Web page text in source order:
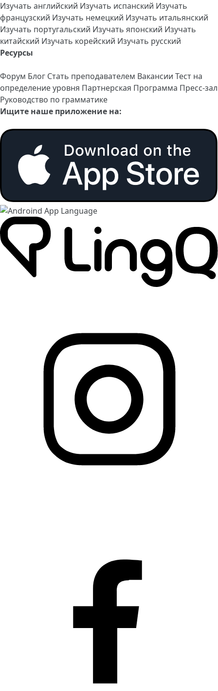
Изучать английский Изучать испанский Изучать
французский Изучать немецкий Изучать итальянский
Изучать португальский Изучать японский Изучать
китайский Изучать корейский Изучать русский
Ресурсы
Форум Блог Стать преподавателем Вакансии Тест на
определение уровня Партнерская Программа Пресс-зал
Руководство по грамматике
Ищите наше приложение на: